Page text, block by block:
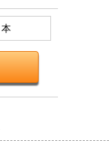
本